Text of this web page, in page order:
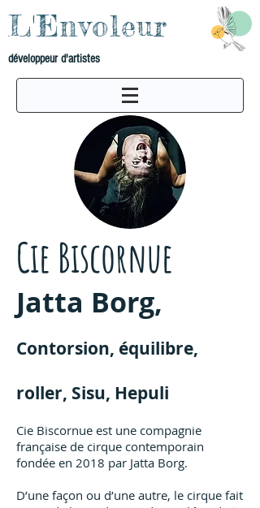
L'Envoleur
développeur d'artistes
Cie Biscornue
Jatta Borg,
Contorsion, équilibre,
roller, Sisu, Hepuli
Cie Biscornue est une compagnie
française de cirque contemporain
fondée en 2018 par Jatta Borg.
D’une façon ou d’une autre, le cirque fait